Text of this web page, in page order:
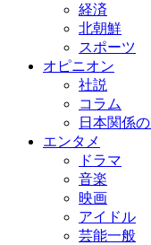
経済
北朝鮮
スポーツ
オピニオン
社説
コラム
日本関係
エンタメ
ドラマ
音楽
映画
アイドル
芸能一般